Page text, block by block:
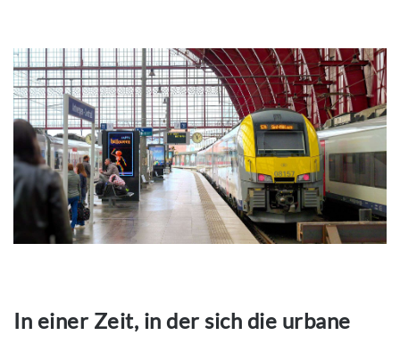
In einer Zeit, in der sich die urbane